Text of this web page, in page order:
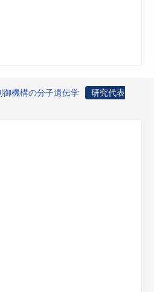
機構の分子遺伝学
研究代表